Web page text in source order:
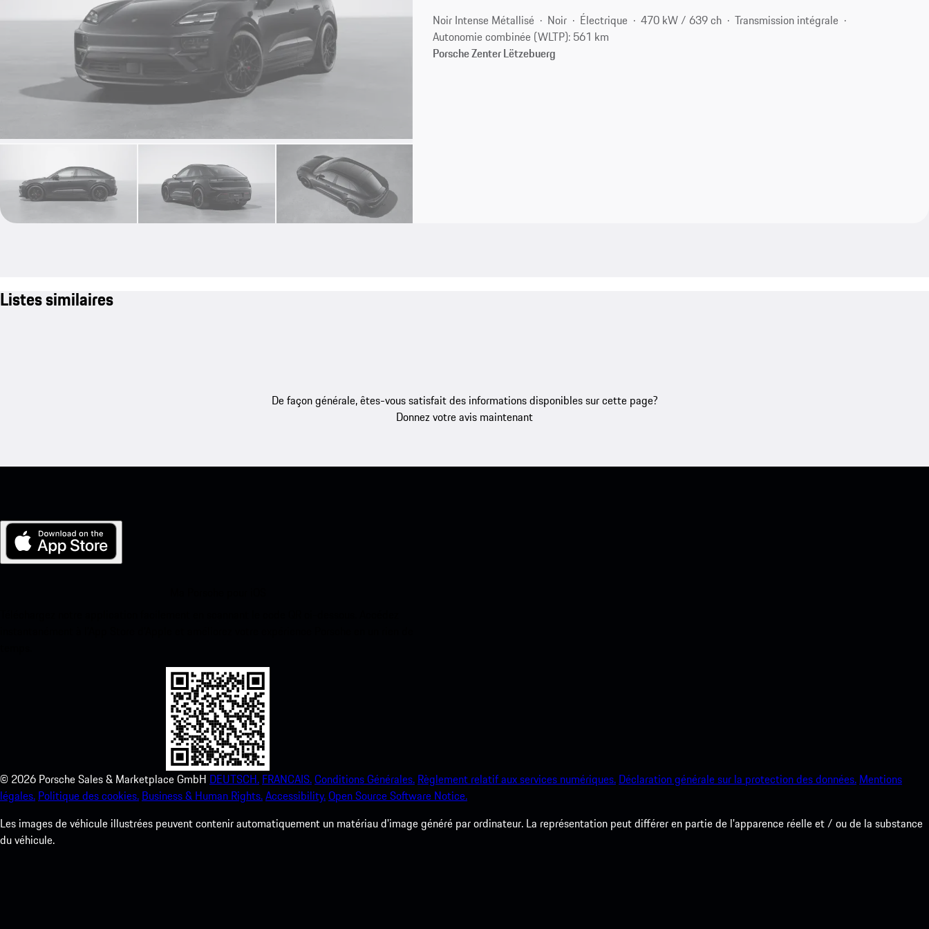
Noir Intense Métallisé Noir Électrique 470 kW / 639 ch
Transmission intégrale
Autonomie combinée (WLTP): 561 km
Porsche Zenter Lëtzebuerg
Listes similaires
De façon générale, êtes-vous satisfait des informations disponibles sur cette page?
Donnez votre avis maintenant
© 2026 Porsche Sales & Marketplace GmbH DEUTSCH. FRANCAIS.Conditions Générales. Règlement relatif aux services numériques. Déclaration générale sur la protection des données. Mentions
légales. Politique des cookies. Business & Human Rights.Accessibility.Open Source Software Notice.
Les images de véhicule illustrées peuvent contenir automatiquement un matériau d'image généré par ordinateur. La représentation peut différer en partie de l'apparence réelle et / ou de la substance
du véhicule.